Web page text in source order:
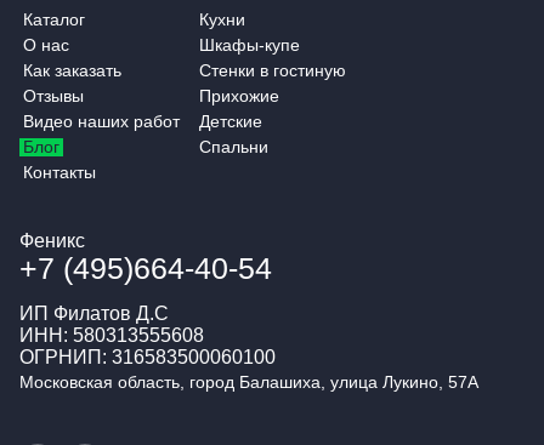
Каталог
О нас
Как заказать
Отзывы
Видео наших работ
Блог
Контакты
Кухни
Шкафы-купе
Стенки в гостиную
Прихожие
Детские
Спальни
Феникс
+7 (495)664-40-54
ИП Филатов Д.С
ИНН: 580313555608
ОГРНИП: 316583500060100
Московская область, город Балашиха, улица Лукино, 57А